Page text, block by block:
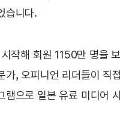
습니다.
작해 회원 1150만 명을
가, 오피니언 리더들이 직
램으로 일본 유료 미디어